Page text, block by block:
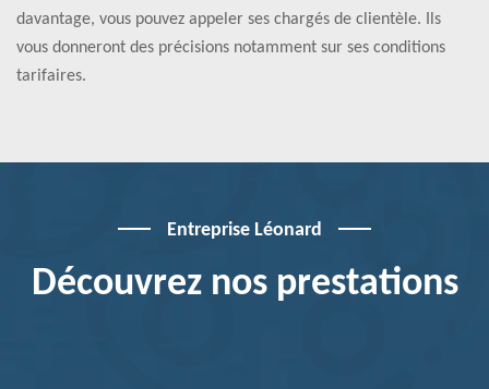
davantage, vous pouvez appeler ses chargés de clientèle. Ils
vous donneront des précisions notamment sur ses conditions
tarifaires.
Entreprise Léonard
Découvrez nos prestations